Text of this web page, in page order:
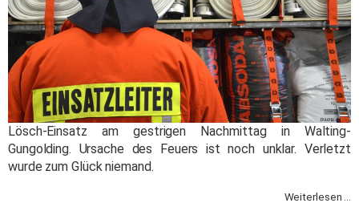
Lösch-Einsatz am gestrigen Nachmittag in Walting-
Gungolding. Ursache des Feuers ist noch unklar. Verletzt
wurde zum Glück niemand.
Weiterlesen ...